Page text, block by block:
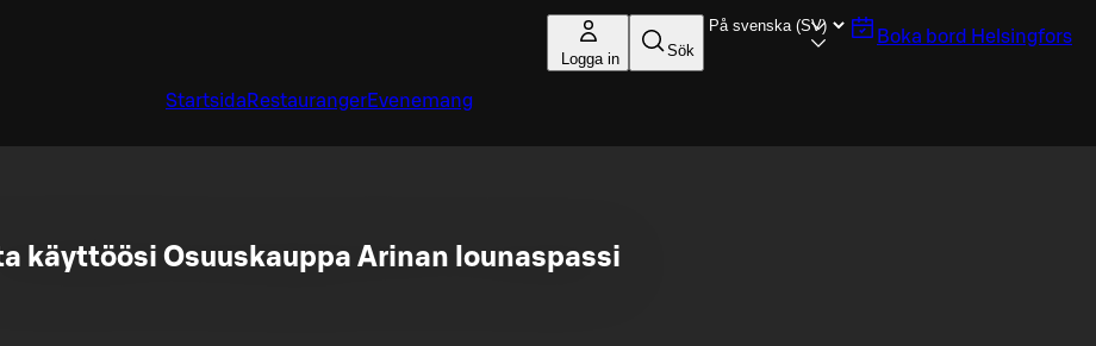
Logga in Sök
Boka bord Helsingfors
Startsida RestaurangerEvenemang
käyttöösi Osuuskauppa Arinan lounaspassi